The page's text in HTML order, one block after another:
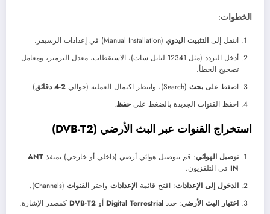
الخطوات:
انتقل إلى التثبيت اليدوي (Manual Installation) في إعدادات الرسيفر.
أدخل التردد (مثل 12341 لنايل سات)، الاستقطاب، معدل الترميز، ومعامل
تصحيح الخطأ.
اضغط على بحث (Search)، وانتظر اكتمال العملية (حوالي 2-4 دقائق
).
احفظ القنوات الجديدة بالضغط على حفظ.
استخراج القنوات عبر البث الأرضي (DVB-T2)
توصيل الهوائي: قم بتوصيل هوائي أرضي (داخلي أو خارجي) بمنفذ ANT
IN في التلفزيون.
الدخول إلى الإعدادات: افتح قائمة الإعدادات واختر القنوات (Channels).
اختيار البث الأرضي: حدد Digital Terrestrial أو DVB-T2 كمصدر الإشارة.